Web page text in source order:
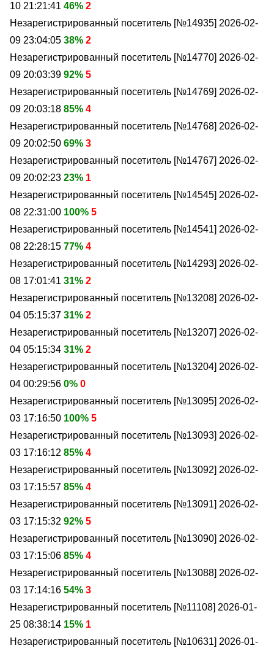
10 21:21:41 46% 2
Незарегистрированный посетитель [№14935] 2026-02-
09 23:04:05 38% 2
Незарегистрированный посетитель [№14770] 2026-02-
09 20:03:39 92% 5
Незарегистрированный посетитель [№14769] 2026-02-
09 20:03:18 85% 4
Незарегистрированный посетитель [№14768] 2026-02-
09 20:02:50 69% 3
Незарегистрированный посетитель [№14767] 2026-02-
09 20:02:23 23% 1
Незарегистрированный посетитель [№14545] 2026-02-
08 22:31:00 100% 5
Незарегистрированный посетитель [№14541] 2026-02-
08 22:28:15 77% 4
Незарегистрированный посетитель [№14293] 2026-02-
08 17:01:41 31% 2
Незарегистрированный посетитель [№13208] 2026-02-
04 05:15:37 31% 2
Незарегистрированный посетитель [№13207] 2026-02-
04 05:15:34 31% 2
Незарегистрированный посетитель [№13204] 2026-02-
04 00:29:56 0% 0
Незарегистрированный посетитель [№13095] 2026-02-
03 17:16:50 100% 5
Незарегистрированный посетитель [№13093] 2026-02-
03 17:16:12 85% 4
Незарегистрированный посетитель [№13092] 2026-02-
03 17:15:57 85% 4
Незарегистрированный посетитель [№13091] 2026-02-
03 17:15:32 92% 5
Незарегистрированный посетитель [№13090] 2026-02-
03 17:15:06 85% 4
Незарегистрированный посетитель [№13088] 2026-02-
03 17:14:16 54% 3
Незарегистрированный посетитель [№11108] 2026-01-
25 08:38:14 15% 1
Незарегистрированный посетитель [№10631] 2026-01-